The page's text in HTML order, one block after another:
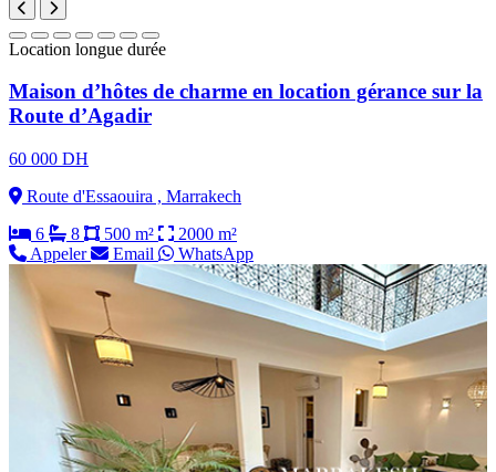
Location longue durée
Maison d’hôtes de charme en location gérance sur la
Route d’Agadir
60 000 DH
Route d'Essaouira , Marrakech
6
8 500 m²
2000 m²
Appeler
Email WhatsApp